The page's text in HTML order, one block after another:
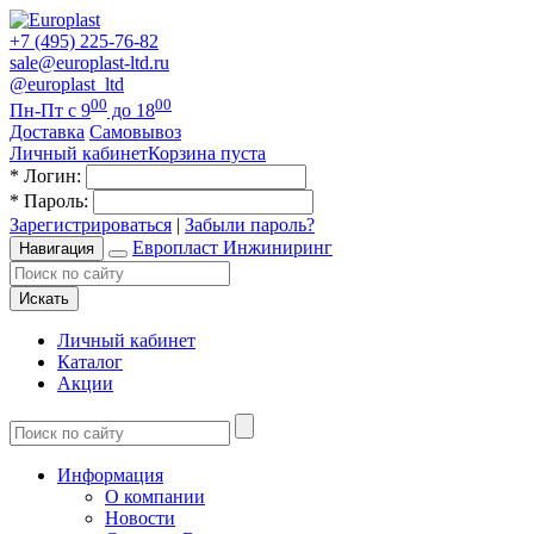
+7 (495) 225-76-82
sale@europlast-ltd.ru
@europlast_ltd
Пн-Пт с 900 до 1800
Доставка Самовывоз
Личный кабинетКорзина пуста
* Логин:
* Пароль:
Зарегистрироваться | Забыли пароль?
Навигация Европласт Инжиниринг
Искать
Личный кабинет
Каталог
Акции
Информация
О компании
Новости